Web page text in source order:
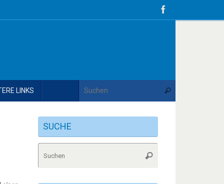
LINKS Suchen
SUCHE
Suchen